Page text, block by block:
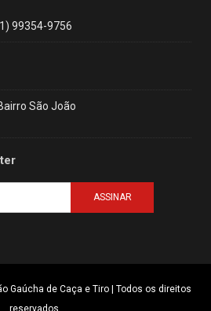
99354-9756
São João
ASSINAR
Gaúcha de Caça e Tiro | Todos os direitos